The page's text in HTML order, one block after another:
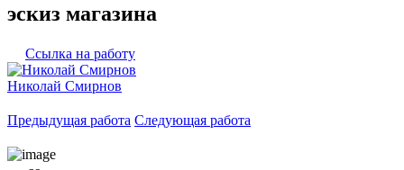
эскиз магазина
Ссылка на работу
Николай Смирнов
Предыдущая работа Следующая работа